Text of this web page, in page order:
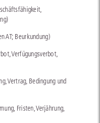
AT; Beurkundung)
Verfügungsverbot,
Vertrag, Bedingung und
Fristen, Verjährung,